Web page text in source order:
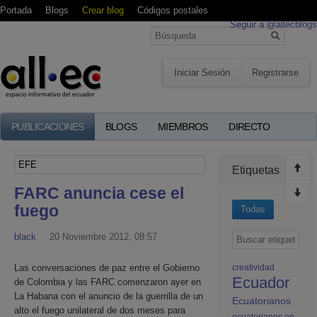
Portada Blogs Crear blog
Códigos postales
Seguir a @allecblogs
Iniciar Sesión Registrarse
PUBLICACIONES BLOGS MIEMBROS DIRECTO
FARC anuncia cese el
fuego
black 20 Noviembre 2012, 08:57
Las conversaciones de paz entre el Gobierno
de Colombia y las FARC comenzaron ayer en
La Habana con el anuncio de la guerrilla de un
alto el fuego unilateral de dos meses para
Etiquetas
Todas
creatividad
Ecuador
Ecuatorianos